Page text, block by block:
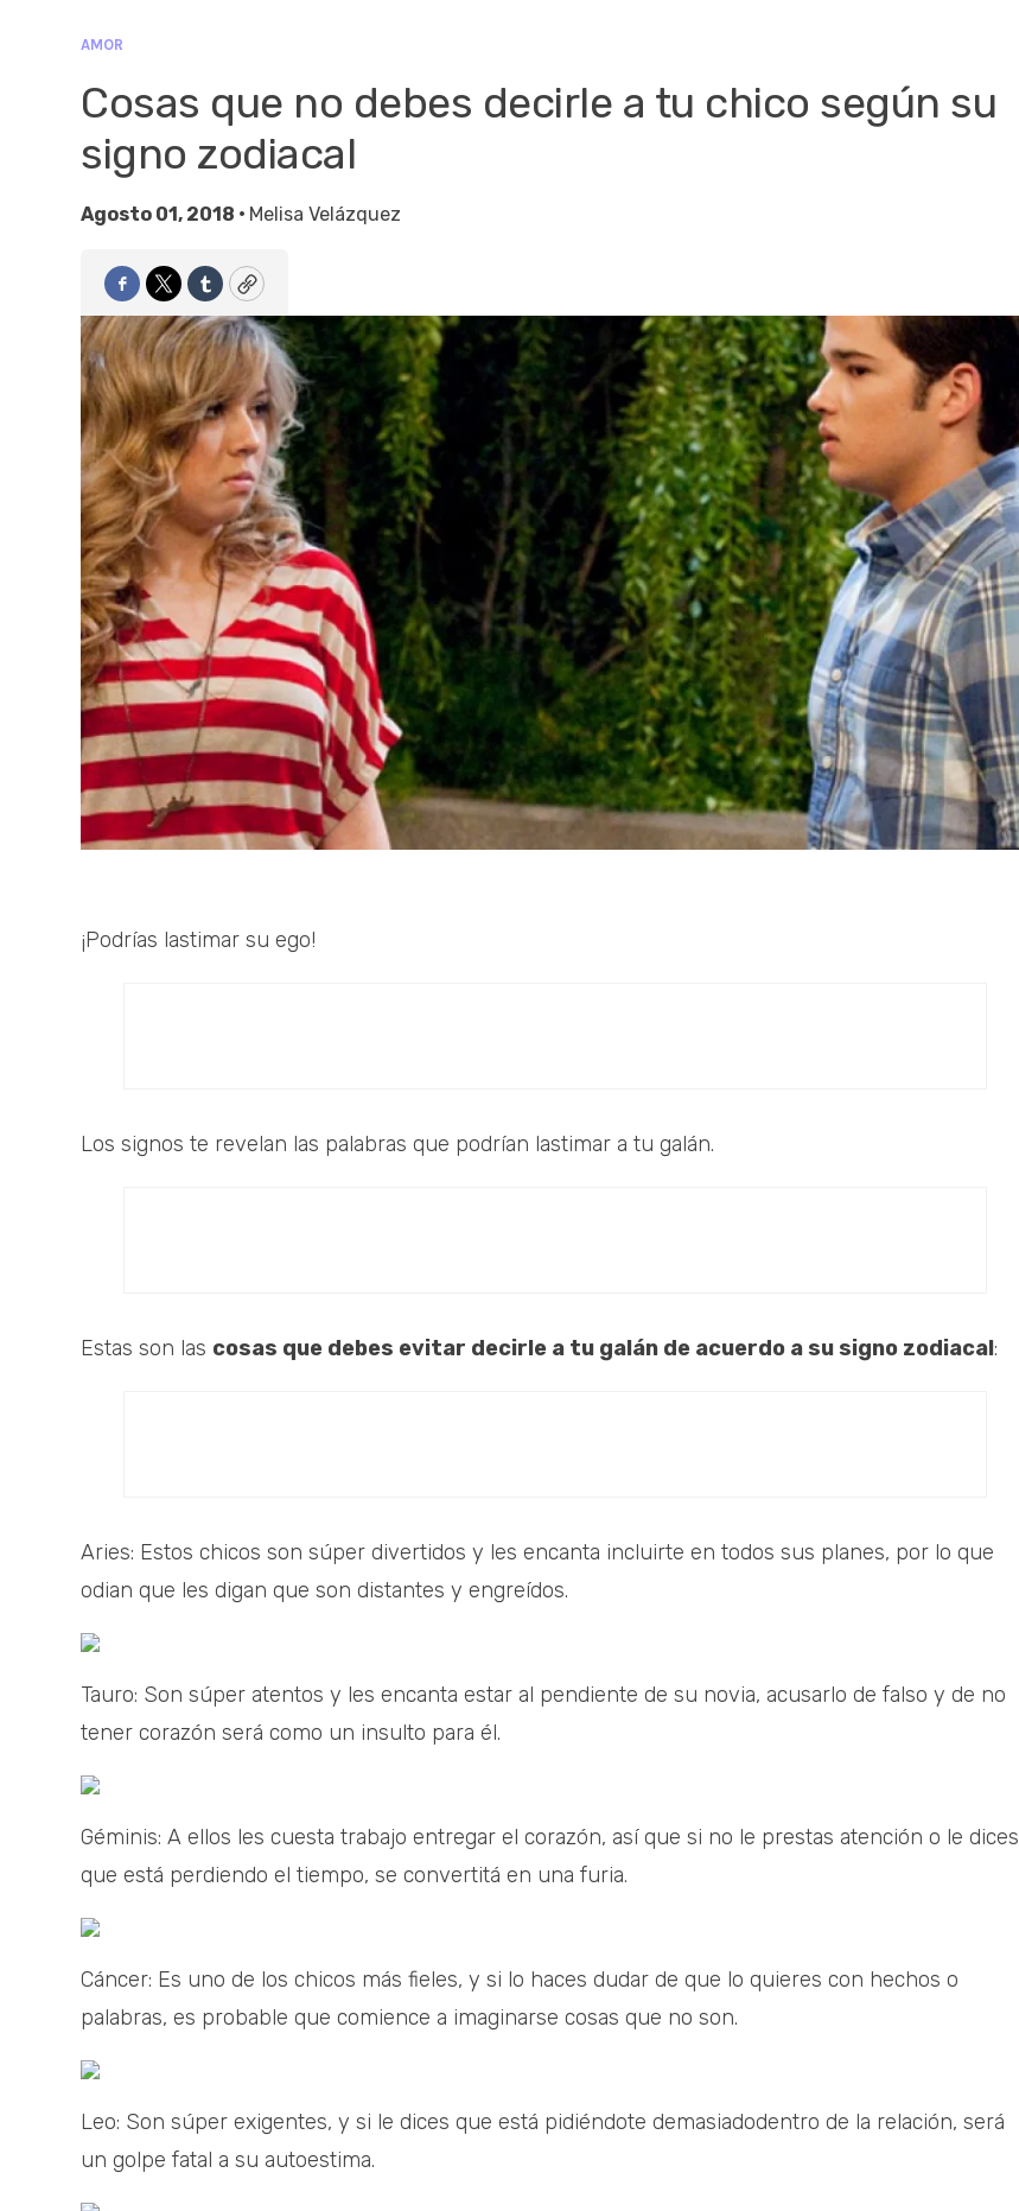
AMOR
Cosas que no debes decirle a tu chico según su
signo zodiacal
Agosto 01, 2018 • Melisa Velázquez
Facebook
TwitterTumblrCopy
¡Podrías lastimar su ego!
Los signos te revelan las palabras que podrían lastimar a tu galán.
Estas son las cosas que debes evitar decirle a tu galán de acuerdo a su signo zodiacal:
Aries: Estos chicos son súper divertidos y les encanta incluirte en todos sus planes, por lo que
odian que les digan que son distantes y engreídos.
Tauro: Son súper atentos y les encanta estar al pendiente de su novia, acusarlo de falso y de no
tener corazón será como un insulto para él.
Géminis: A ellos les cuesta trabajo entregar el corazón, así que si no le prestas atención o le dices
que está perdiendo el tiempo, se convertitá en una furia.
Cáncer: Es uno de los chicos más fieles, y si lo haces dudar de que lo quieres con hechos o
palabras, es probable que comience a imaginarse cosas que no son.
Leo: Son súper exigentes, y si le dices que está pidiéndote demasiadodentro de la relación, será
un golpe fatal a su autoestima.